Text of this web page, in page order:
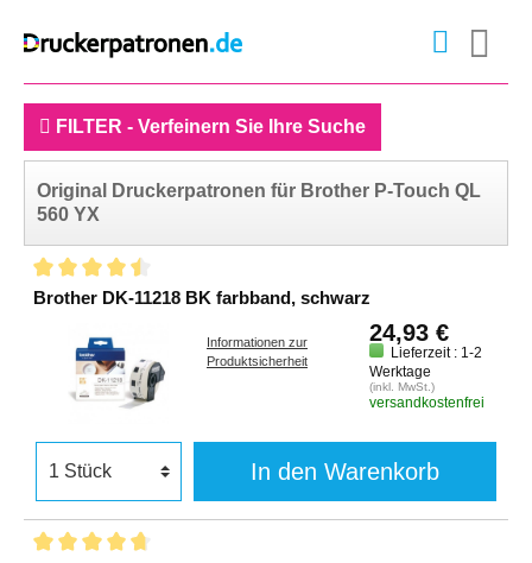
FILTER - Verfeinern Sie Ihre Suche
Original Druckerpatronen für Brother P-Touch QL
560 YX
Brother DK-11218 BK farbband, schwarz
Informationen zur
Produktsicherheit
24,93 €
Lieferzeit : 1-2
Werktage
(inkl. MwSt.)
versandkostenfrei
In den Warenkorb